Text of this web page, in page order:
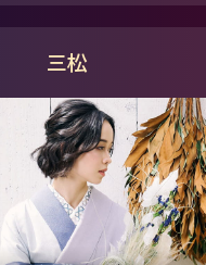
三松